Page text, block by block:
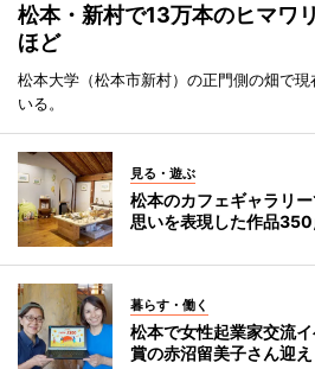
松本・新村で13万本のヒマ
ほど
松本大学（松本市新村）の正門側の畑で
いる。
見る・遊ぶ
松本のカフェギャラリ
思いを表現した作品
暮らす・働く
松本で女性起業家交流
賞の赤沼留美子さん迎え